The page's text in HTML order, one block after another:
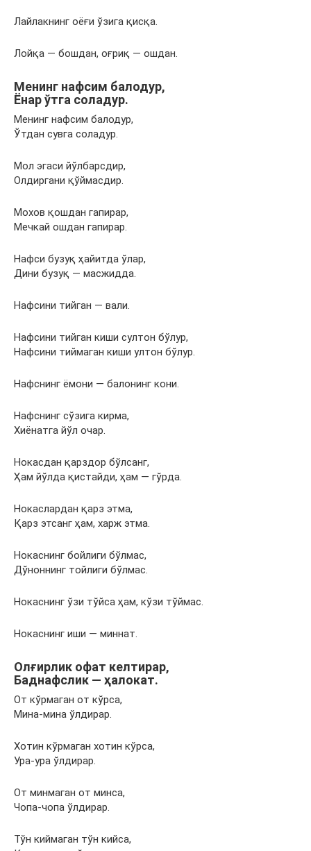
Лайлакнинг оёғи ўзига қисқа.
Лойқа — бошдан, оғриқ — ошдан.
Менинг нафсим балодур,
Ёнар ўтга соладур.
Менинг нафсим балодур,
Ўтдан сувга соладур.
Мол эгаси йўлбарсдир,
Олдиргани қўймасдир.
Мохов қошдан гапирар,
Мечкай ошдан гапирар.
Нафси бузуқ ҳайитда ўлар,
Дини бузуқ — масжидда.
Нафсини тийган — вали.
Нафсини тийган киши султон бўлур,
Нафсини тиймаган киши ултон бўлур.
Нафснинг ёмони — балонинг кони.
Нафснинг сўзига кирма,
Хиёнатга йўл очар.
Нокасдан қарздор бўлсанг,
Ҳам йўлда қистайди, ҳам — гўрда.
Нокаслардан қарз этма,
Қарз этсанг ҳам, харж этма.
Нокаснинг бойлиги бўлмас,
Дўноннинг тойлиги бўлмас.
Нокаснинг ўзи тўйса ҳам, кўзи тўймас.
Нокаснинг иши — миннат.
Олғирлик офат келтирар,
Баднафслик — ҳалокат.
От кўрмаган от кўрса,
Мина-мина ўлдирар.
Хотин кўрмаган хотин кўрса,
Ура-ура ўлдирар.
От минмаган от минса,
Чопа-чопа ўлдирар.
Тўн киймаган тўн кийса,